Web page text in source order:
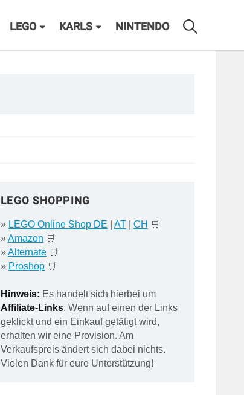
LEGO KARLS NINTENDO
LEGO SHOPPING
» LEGO Online Shop DE AT| CH 🛒
»Amazon 🛒
»Alternate🛒
» Proshop🛒
Hinweis: Es handelt sich hierbei um
Affiliate-Links. Wenn auf einen der Links
geklickt und ein Einkauf getätigt wird,
erhalten wir eine Provision. Am
Verkaufspreis ändert sich dabei nichts.
Vielen Dank für eure Unterstützung!